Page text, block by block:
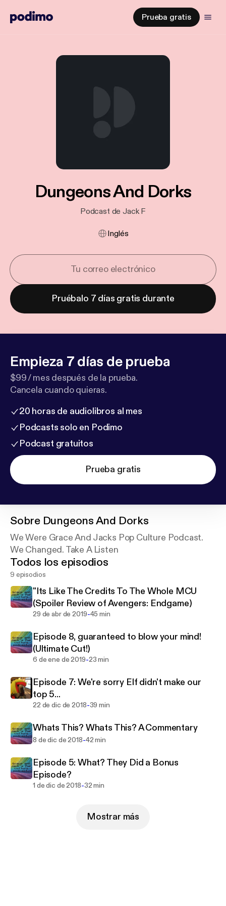
Prueba gratis
Dungeons And Dorks
Podcast de Jack F
Inglés
Pruébalo 7 días gratis durante
Empieza 7 días de prueba
$99 / mes después de la prueba.
Cancela cuando quieras.
20 horas de audiolibros al mes
Podcasts solo en Podimo
Podcast gratuitos
Prueba gratis
Sobre Dungeons And Dorks
We Were Grace And Jacks Pop Culture Podcast.
We Changed. Take A Listen
Todos los episodios
9 episodios
"Its Like The Credits To The Whole MCU
(Spoiler Review of Avengers: Endgame)
29 de abr de 2019-45 min
Episode 8, guaranteed to blow your mind!
(Ultimate Cut!)
6 de ene de 2019-23 min
Episode 7: We're sorry Elf didn't make our
top 5...
22 de dic de 2018-39 min
Whats This? Whats This? A Commentary
8 de dic de 2018-42 min
Episode 5: What? They Did a Bonus
Episode?
1 de dic de 2018-32 min
Mostrar más